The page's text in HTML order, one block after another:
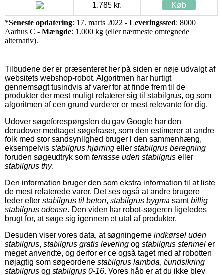
1.785 kr. Køb
*Seneste opdatering: 17. marts 2022 - Leveringssted: 8000
Aarhus C - Mængde: 1.000 kg (eller nærmeste omregnede
alternativ).
Tilbudene der er præsenteret her på siden er nøje udvalgt af
websitets webshop-robot. Algoritmen har hurtigt
gennemsøgt tusindvis af varer for at finde frem til de
produkter der mest muligt relaterer sig til stabilgrus, og som
algoritmen af den grund vurderer er mest relevante for dig.
Udover søgeforespørgslen du gav Google har den
derudover medtaget søgefraser, som den estimerer at andre
folk med stor sandsynlighed bruger i den sammenhæng,
eksempelvis stabilgrus hjørring eller stabilgrus beregning
foruden søgeudtryk som terrasse uden stabilgrus eller
stabilgrus thy.
Den information bruger den som ekstra information til at liste
de mest relaterede varer. Det ses også at andre brugere
leder efter stabilgrus til beton, stabilgrus bygma samtbillig
stabilgrus odense. Den viden har robot-søgeren ligeledes
brugt for, at søge sig igennem et utal af produkter.
Desuden viser vores data, at søgningerne indkørsel uden
stabilgrus, stabilgrus gratis levering og stabilgrus stenmel er
meget anvendte, og derfor er de også taget med af robotten
nøjagtig som søgeordene stabilgrus lambda, bundsikring
stabilgrus og stabilgrus 0-16. Vores håb er at du ikke blev